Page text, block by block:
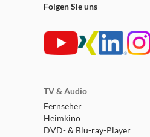
Folgen Sie uns
TV & Audio
Fernseher
Heimkino
DVD- & Blu-ray-Player